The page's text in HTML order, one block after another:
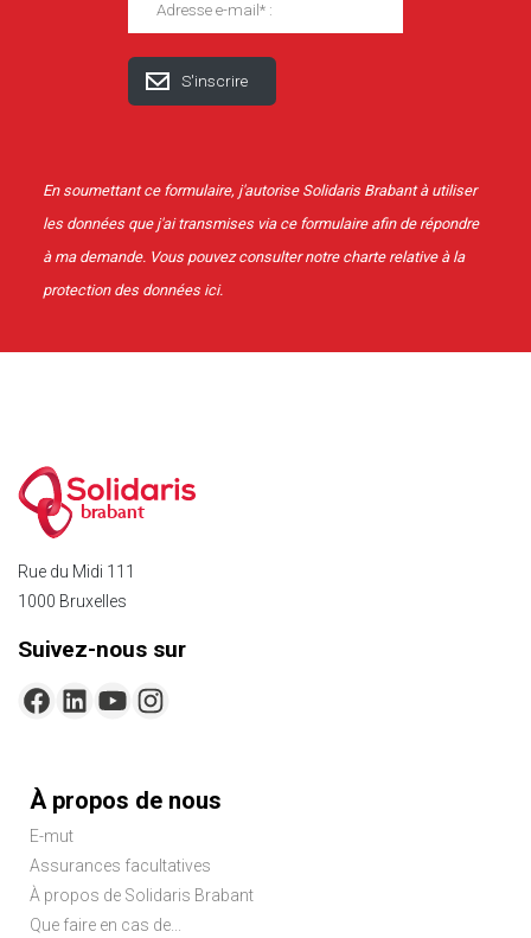
En soumettant ce formulaire, j'autorise Solidaris Brabant à utiliser
les données que j'ai transmises via ce formulaire afin de répondre
à ma demande. Vous pouvez consulter notre charte relative à la
protection des données ici.
brabant
Rue du Midi 111
1000 Bruxelles
Suivez-nous sur
Menu
Pied
de
page
À propos de nous
E-mut
Assurances facultatives
À propos de Solidaris Brabant
Que faire en cas de...